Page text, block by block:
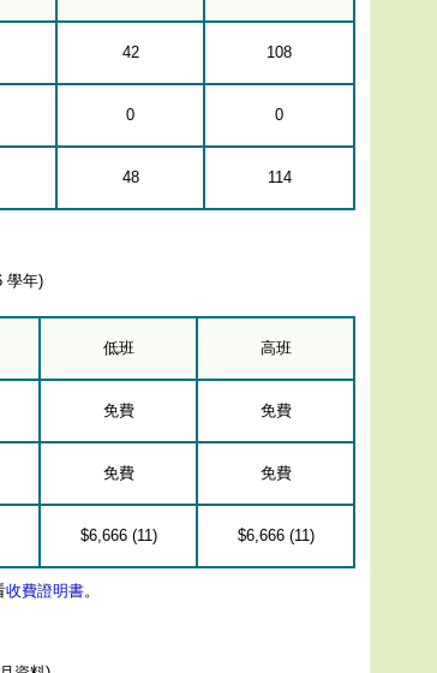
42 108
0 0
48 114
學年)
低班 高班
免費 免費
免費 免費
$6,666 (11) $6,666 (11)
收費證明書。